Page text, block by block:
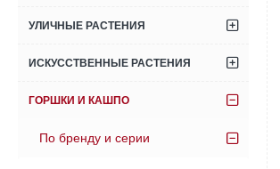
УЛИЧНЫЕ РАСТЕНИЯ
ИСКУССТВЕННЫЕ РАСТЕНИЯ
ГОРШКИ И КАШПО
По бренду и серии